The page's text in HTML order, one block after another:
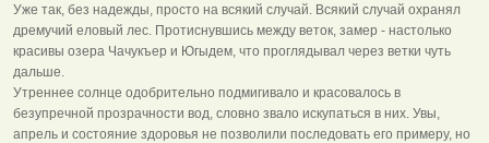
Уже так, без надежды, просто на всякий случай. Всякий случай охранял
дремучий еловый лес. Протиснувшись между веток, замер - настолько
красивы озера Чачукъер и Югыдем, что проглядывал через ветки чуть
дальше.
Утреннее солнце одобрительно подмигивало и красовалось в
безупречной прозрачности вод, словно звало искупаться в них. Увы,
апрель и состояние здоровья не позволили последовать его примеру, но